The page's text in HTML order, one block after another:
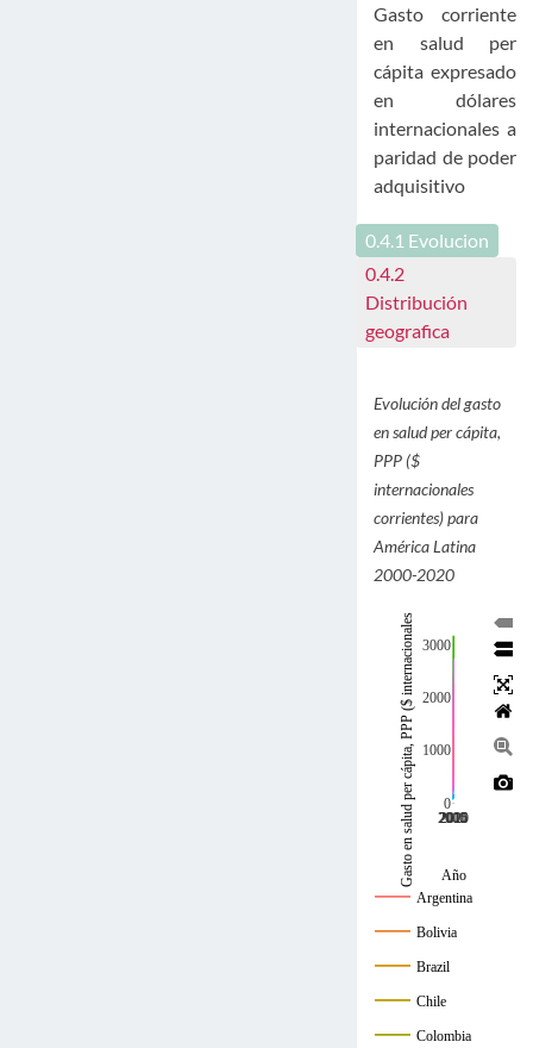
Uruguay
Venezuela, RB
Gasto corriente
en salud per
cápita expresado
en dólares
internacionales a
paridad de poder
adquisitivo
0.4.1 Evolucion
0.4.2
Distribución
geografica
2000
2005
2010
2015
2020
0
1000
2000
3000
Argentina
Bolivia
Brazil
Chile
Colombia
Año
Gasto en salud per cápita, PPP ($ internacionales corrientes)
Evolución del gasto
en salud per cápita,
PPP ($
internacionales
corrientes) para
América Latina
2000-2020